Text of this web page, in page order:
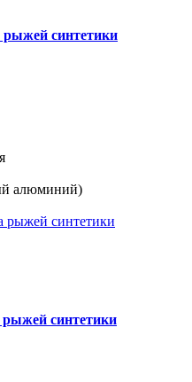
рыжей синтетики
алюминий)
рыжей синтетики